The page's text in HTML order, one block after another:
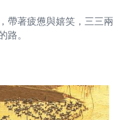
帶著疲憊與嬉笑，三三兩
路。